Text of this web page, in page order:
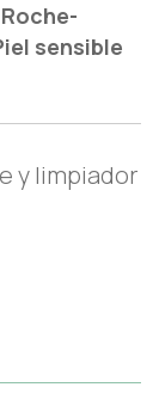
sensible
y limpiador